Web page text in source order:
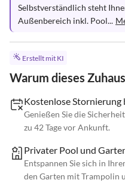
Selbstverständlich steht
Außenbereich inkl. Pool...
Erstellt mit KI
Warum dieses
Kostenlose Stornierung
Genießen Sie die
zu 42 Tage vor Ankunft.
Privater Pool und
Entspannen Sie sich in
den Garten mit Trampolin